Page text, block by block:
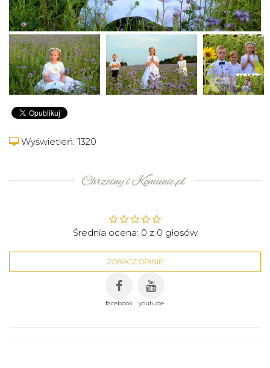
Wyświetleń: 1320
Średnia ocena: 0 z 0 głosów
ZOBACZ OPINIE
facebook youtube